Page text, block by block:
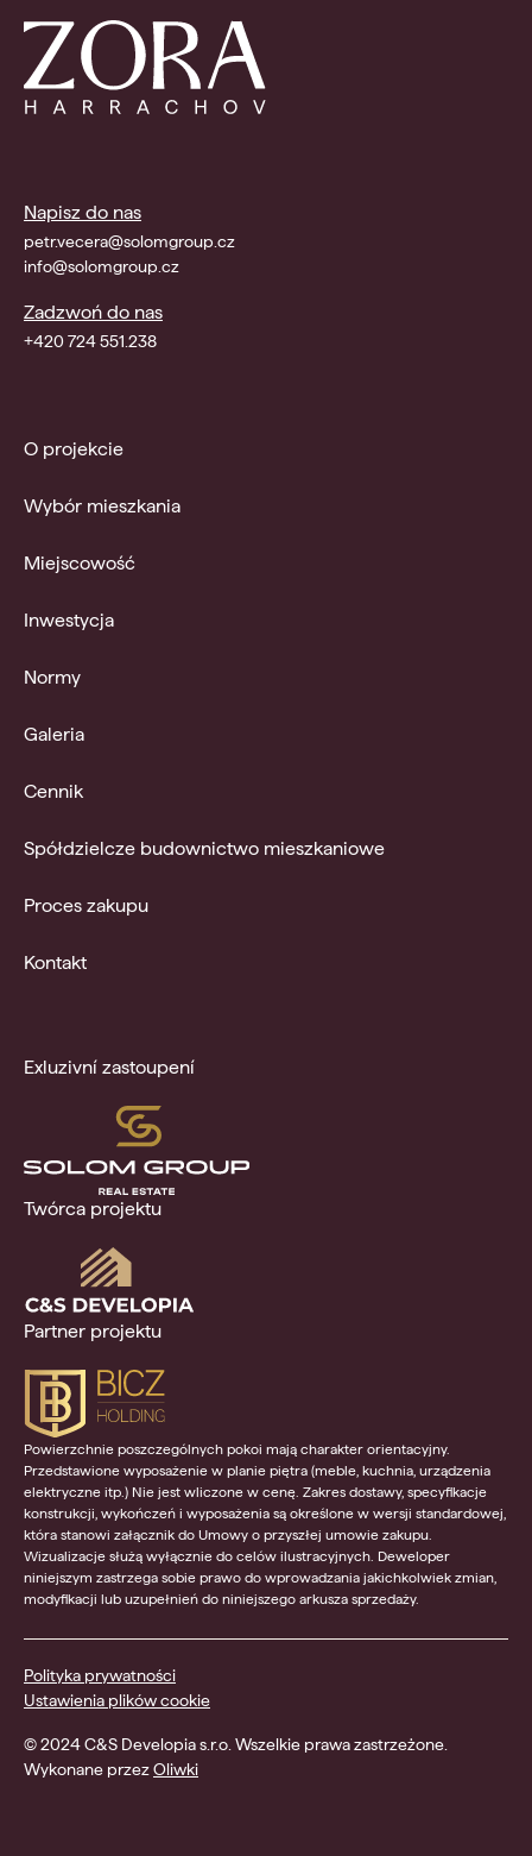
Napisz do nas
petr.vecera@solomgroup.cz
info@solomgroup.cz
Zadzwoń do nas
+420 724 551.238
O projekcie
Wybór mieszkania
Miejscowość
Inwestycja
Normy
Galeria
Cennik
Spółdzielcze budownictwo mieszkaniowe
Proces zakupu
Kontakt
Exluzivní zastoupení
Twórca projektu
Partner projektu
Powierzchnie poszczególnych pokoi mają charakter orientacyjny.
Przedstawione wyposażenie w planie piętra (meble, kuchnia, urządzenia
elektryczne itp.) Nie jest wliczone w cenę. Zakres dostawy, specyfikacje
konstrukcji, wykończeń i wyposażenia są określone w wersji standardowej,
która stanowi załącznik do Umowy o przyszłej umowie zakupu.
Wizualizacje służą wyłącznie do celów ilustracyjnych. Deweloper
niniejszym zastrzega sobie prawo do wprowadzania jakichkolwiek zmian,
modyfikacji lub uzupełnień do niniejszego arkusza sprzedaży.
© 2024 C&S Developia s.r.o. Wszelkie prawa zastrzeżone.
Wykonane przezOliwki
Polityka prywatności
Ustawienia plików cookie